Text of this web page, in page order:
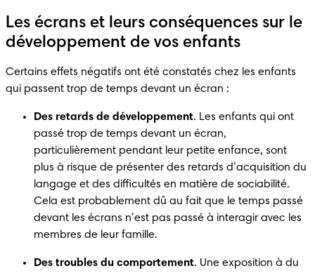
Les écrans et leurs conséquences sur le
développement de vos enfants
Certains effets négatifs ont été constatés chez les enfants
qui passent trop de temps devant un écran :
Des retards de développement. Les enfants qui ont
passé trop de temps devant un écran,
particulièrement pendant leur petite enfance, sont
plus à risque de présenter des retards d’acquisition du
langage et des difficultés en matière de sociabilité.
Cela est probablement dû au fait que le temps passé
devant les écrans n’est pas passé à interagir avec les
membres de leur famille.
Des troubles du comportement. Une exposition à du